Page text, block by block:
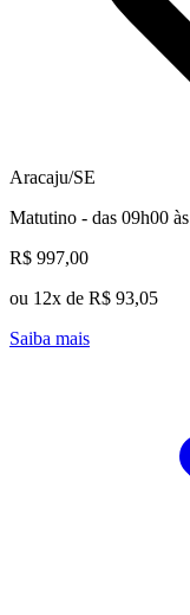
Aracaju/SE
Matutino - das 09h00
R$ 997,00
ou 12x de R$ 93,05
Saiba mais